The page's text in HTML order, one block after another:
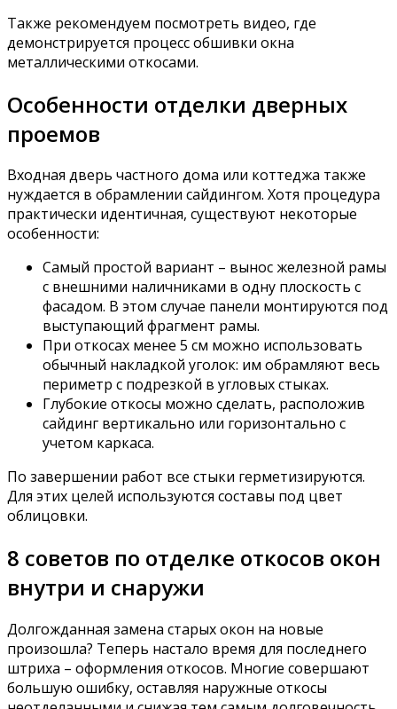
Также рекомендуем посмотреть видео, где
демонстрируется процесс обшивки окна
металлическими откосами.
Особенности отделки дверных
проемов
Входная дверь частного дома или коттеджа также
нуждается в обрамлении сайдингом. Хотя процедура
практически идентичная, существуют некоторые
особенности:
Самый простой вариант – вынос железной рамы
с внешними наличниками в одну плоскость с
фасадом. В этом случае панели монтируются под
выступающий фрагмент рамы.
При откосах менее 5 см можно использовать
обычный накладкой уголок: им обрамляют весь
периметр с подрезкой в угловых стыках.
Глубокие откосы можно сделать, расположив
сайдинг вертикально или горизонтально с
учетом каркаса.
По завершении работ все стыки герметизируются.
Для этих целей используются составы под цвет
облицовки.
8 советов по отделке откосов окон
внутри и снаружи
Долгожданная замена старых окон на новые
произошла? Теперь настало время для последнего
штриха – оформления откосов. Многие совершают
большую ошибку, оставляя наружные откосы